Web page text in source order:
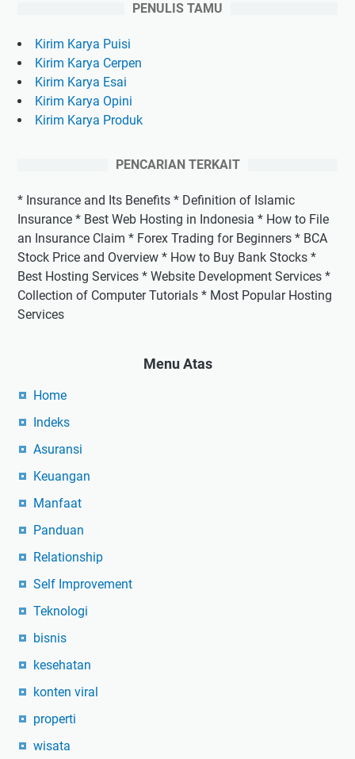
PENULIS TAMU
Kirim Karya Puisi
Kirim Karya Cerpen
Kirim Karya Esai
Kirim Karya Opini
Kirim Karya Produk
PENCARIAN TERKAIT
* Insurance and Its Benefits * Definition of Islamic
Insurance * Best Web Hosting in Indonesia * How to File
an Insurance Claim * Forex Trading for Beginners * BCA
Stock Price and Overview * How to Buy Bank Stocks *
Best Hosting Services * Website Development Services *
Collection of Computer Tutorials * Most Popular Hosting
Services
Menu Atas
Home
Indeks
Asuransi
Keuangan
Manfaat
Panduan
Relationship
Self Improvement
Teknologi
bisnis
kesehatan
konten viral
properti
wisata